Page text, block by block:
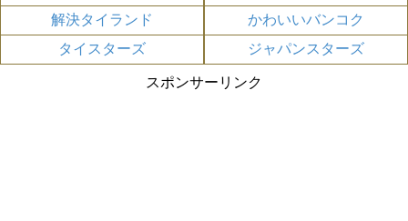
解決タイランド
かわいいバンコク
タイスターズ
ジャパンスターズ
スポンサーリンク